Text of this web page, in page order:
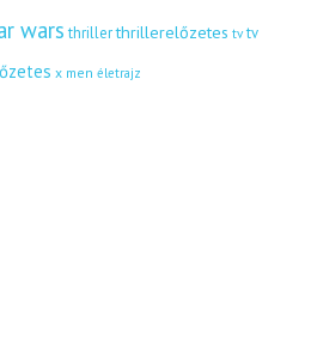
wars thriller thrillerelőzetes tv tv
x men életrajz